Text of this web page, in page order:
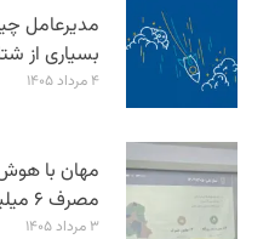
مدیرعامل
بسیاری از
۴ مرداد ۱۴۰۵
مهان با
مصرف ۶ میلیون متر مکعب گاز است
۳ مرداد ۱۴۰۵